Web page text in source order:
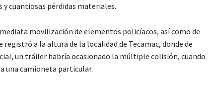
y cuantiosas pérdidas materiales.
movilización de elementos policíacos, así como de
registró a la altura de la localidad de Tecamac, donde de
un tráiler habría ocasionado la múltiple colisión, cuando
una camioneta particular.